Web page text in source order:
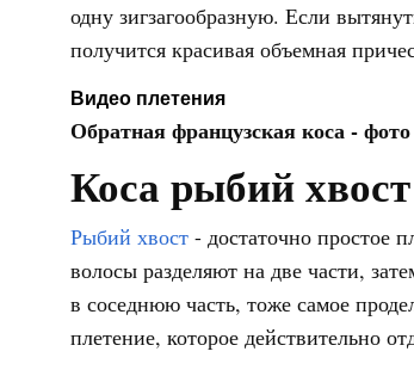
одну зигзагообразную. Если
получится красивая объемная
Видео плетения
Обратная французская коса - фото
Коса рыбий
Рыбий хвост- достаточно простое
волосы разделяют на две части,
в соседнюю часть, тоже самое
плетение, которое действительно